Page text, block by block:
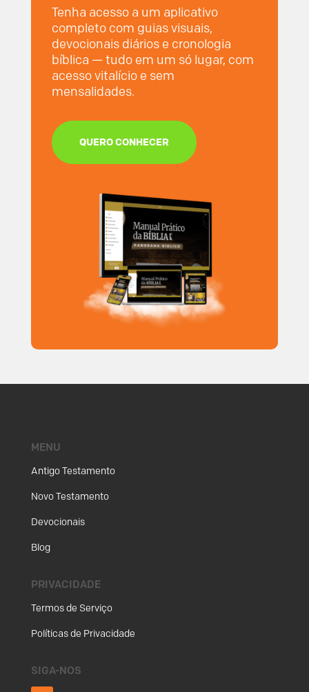
Tenha acesso a um aplicativo
completo com guias visuais,
devocionais diários e cronologia
bíblica — tudo em um só lugar, com
acesso vitalício e sem
mensalidades.
QUERO CONHECER
MENU
Antigo Testamento
Novo Testamento
Devocionais
Blog
PRIVACIDADE
Termos de Serviço
Políticas de Privacidade
SIGA-NOS